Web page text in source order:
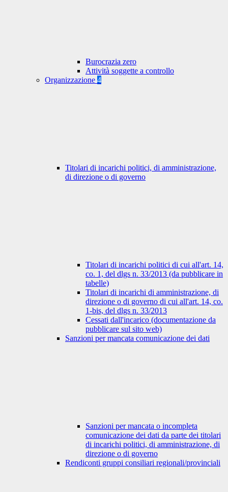
Burocrazia zero
Attività soggette a controllo
Organizzazione 4
Titolari di incarichi politici, di amministrazione,
di direzione o di governo
Titolari di incarichi politici di cui all'art. 14,
co. 1, del dlgs n. 33/2013 (da pubblicare in
tabelle)
Titolari di incarichi di amministrazione, di
direzione o di governo di cui all'art. 14, co.
1-bis, del dlgs n. 33/2013
Cessati dall'incarico (documentazione da
pubblicare sul sito web)
Sanzioni per mancata comunicazione dei dati
Sanzioni per mancata o incompleta
comunicazione dei dati da parte dei titolari
di incarichi politici, di amministrazione, di
direzione o di governo
Rendiconti gruppi consiliari regionali/provinciali